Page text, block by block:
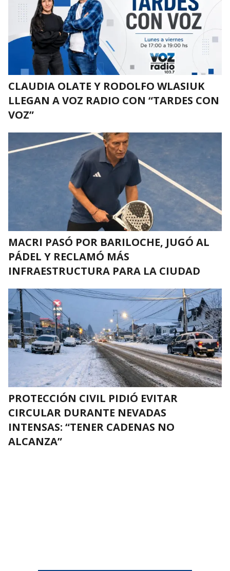
CLAUDIA OLATE Y RODOLFO WLASIUK
LLEGAN A VOZ RADIO CON “TARDES CON
VOZ”
MACRI PASÓ POR BARILOCHE, JUGÓ AL
PÁDEL Y RECLAMÓ MÁS
INFRAESTRUCTURA PARA LA CIUDAD
PROTECCIÓN CIVIL PIDIÓ EVITAR
CIRCULAR DURANTE NEVADAS
INTENSAS: “TENER CADENAS NO
ALCANZA”